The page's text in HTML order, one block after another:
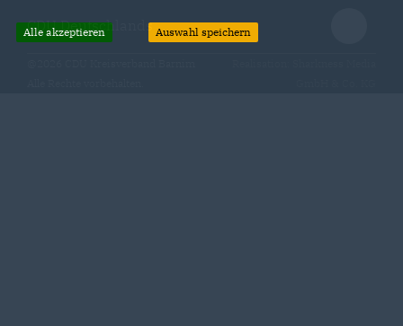
CDU Deutschlands
Alle akzeptieren Auswahl speichern